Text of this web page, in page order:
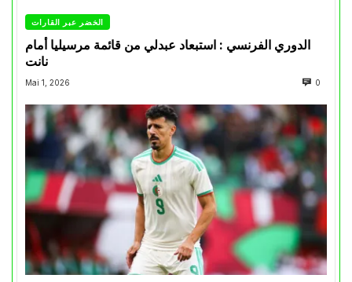
الخضر عبر القارات
الدوري الفرنسي : استبعاد عبدلي من قائمة مرسيليا أمام
نانت
Mai 1, 2026 0